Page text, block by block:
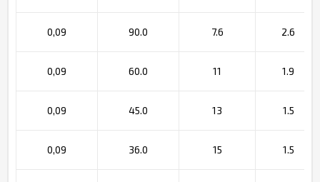
0,09 90.0 7.6 2.6
0,09 60.0 11 1.9
0,09 45.0 13 1.5
0,09 36.0 15 1.5